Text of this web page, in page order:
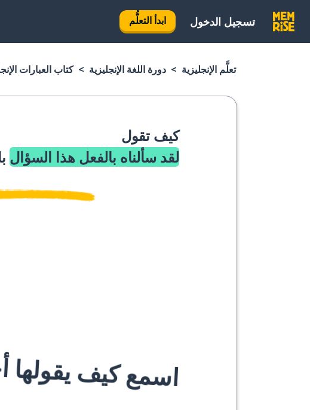
تسجيل الدخول ابدأ التعلُّم
تعلَّم الإنجليزية دورة اللغة الإنجليزية كتاب العبارات
كيف تقول
لقد سألناه بالفعل هذا السؤال
اسمع كيف يقولها